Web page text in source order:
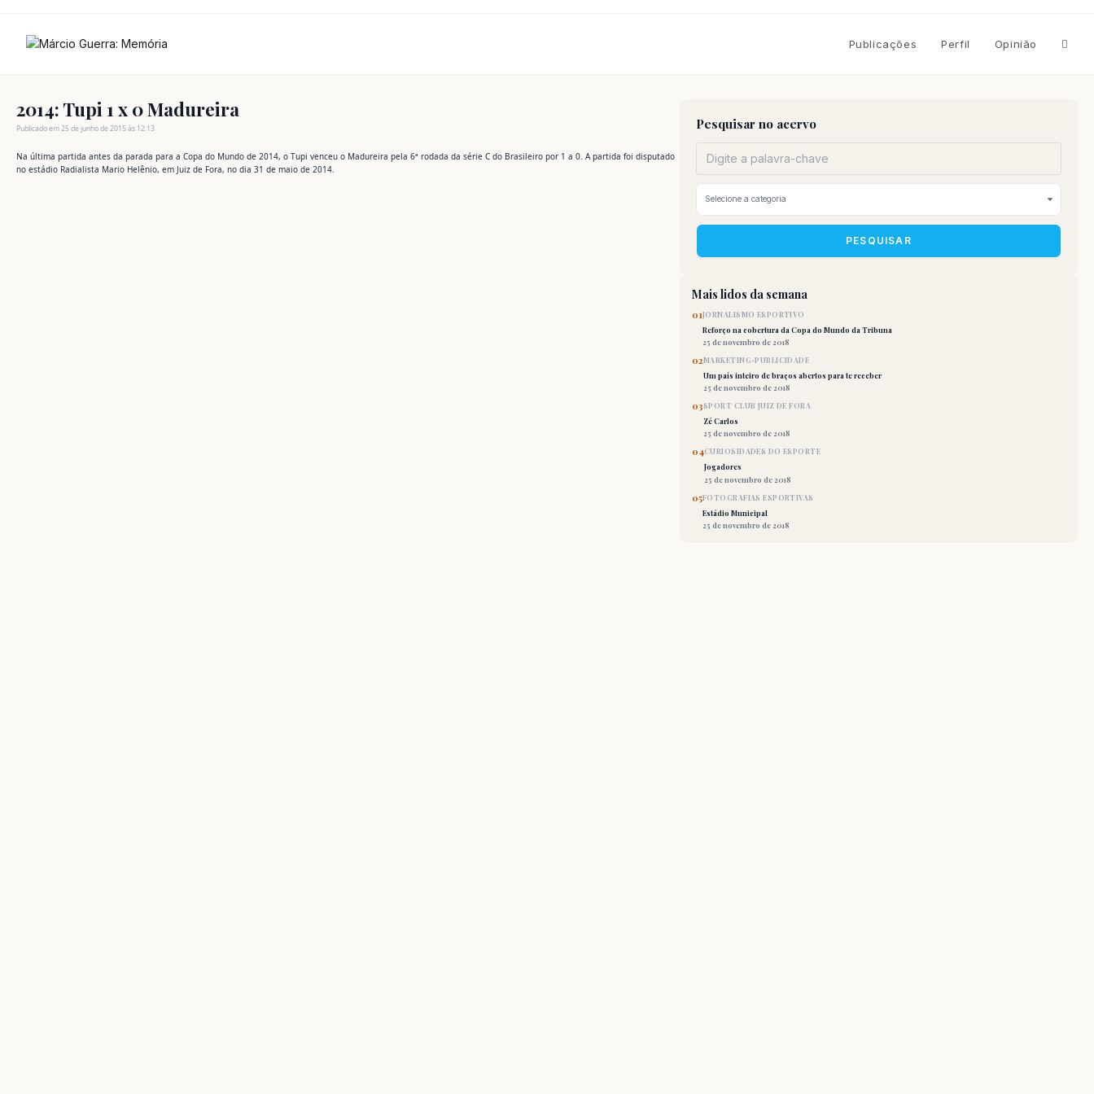
Publicações Perfil Opinião
2014: Tupi 1 x 0 Madureira
Publicado em 25 de junho de 2015 às 12:13
Na última partida antes da parada para a Copa do Mundo de 2014, o Tupi venceu o Madureira pela 6ª rodada da série C do Brasileiro por 1 a 0. A partida foi disputado
no estádio Radialista Mario Helênio, em Juiz de Fora, no dia 31 de maio de 2014.
Pesquisar no acervo
PESQUISAR
Mais lidos da semana
01JORNALISMO ESPORTIVO
Reforço na cobertura da Copa do Mundo da Tribuna
25 de novembro de 2018
02MARKETING-PUBLICIDADE
Um país inteiro de braços abertos para te receber
25 de novembro de 2018
03SPORT CLUB JUIZ DE FORA
Zé Carlos
25 de novembro de 2018
04CURIOSIDADES DO ESPORTE
Jogadores
25 de novembro de 2018
05FOTOGRAFIAS ESPORTIVAS
Estádio Municipal
25 de novembro de 2018